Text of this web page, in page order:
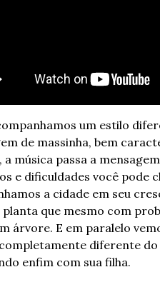
um estilo
de massinha, bem
a música passa a
e dificuldades você pode
a cidade em seu
planta que mesmo com
árvore. E em paralelo
diferente do
enfim com sua filha.